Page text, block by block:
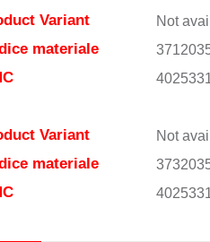
Variant Not
materiale
Variant Not
materiale